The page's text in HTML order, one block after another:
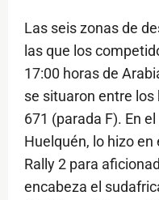
Las seis zonas de
las que los
17:00 horas de
se situaron entre
671 (parada F). En
Huelquén, lo hizo en
Rally 2 para
encabeza el